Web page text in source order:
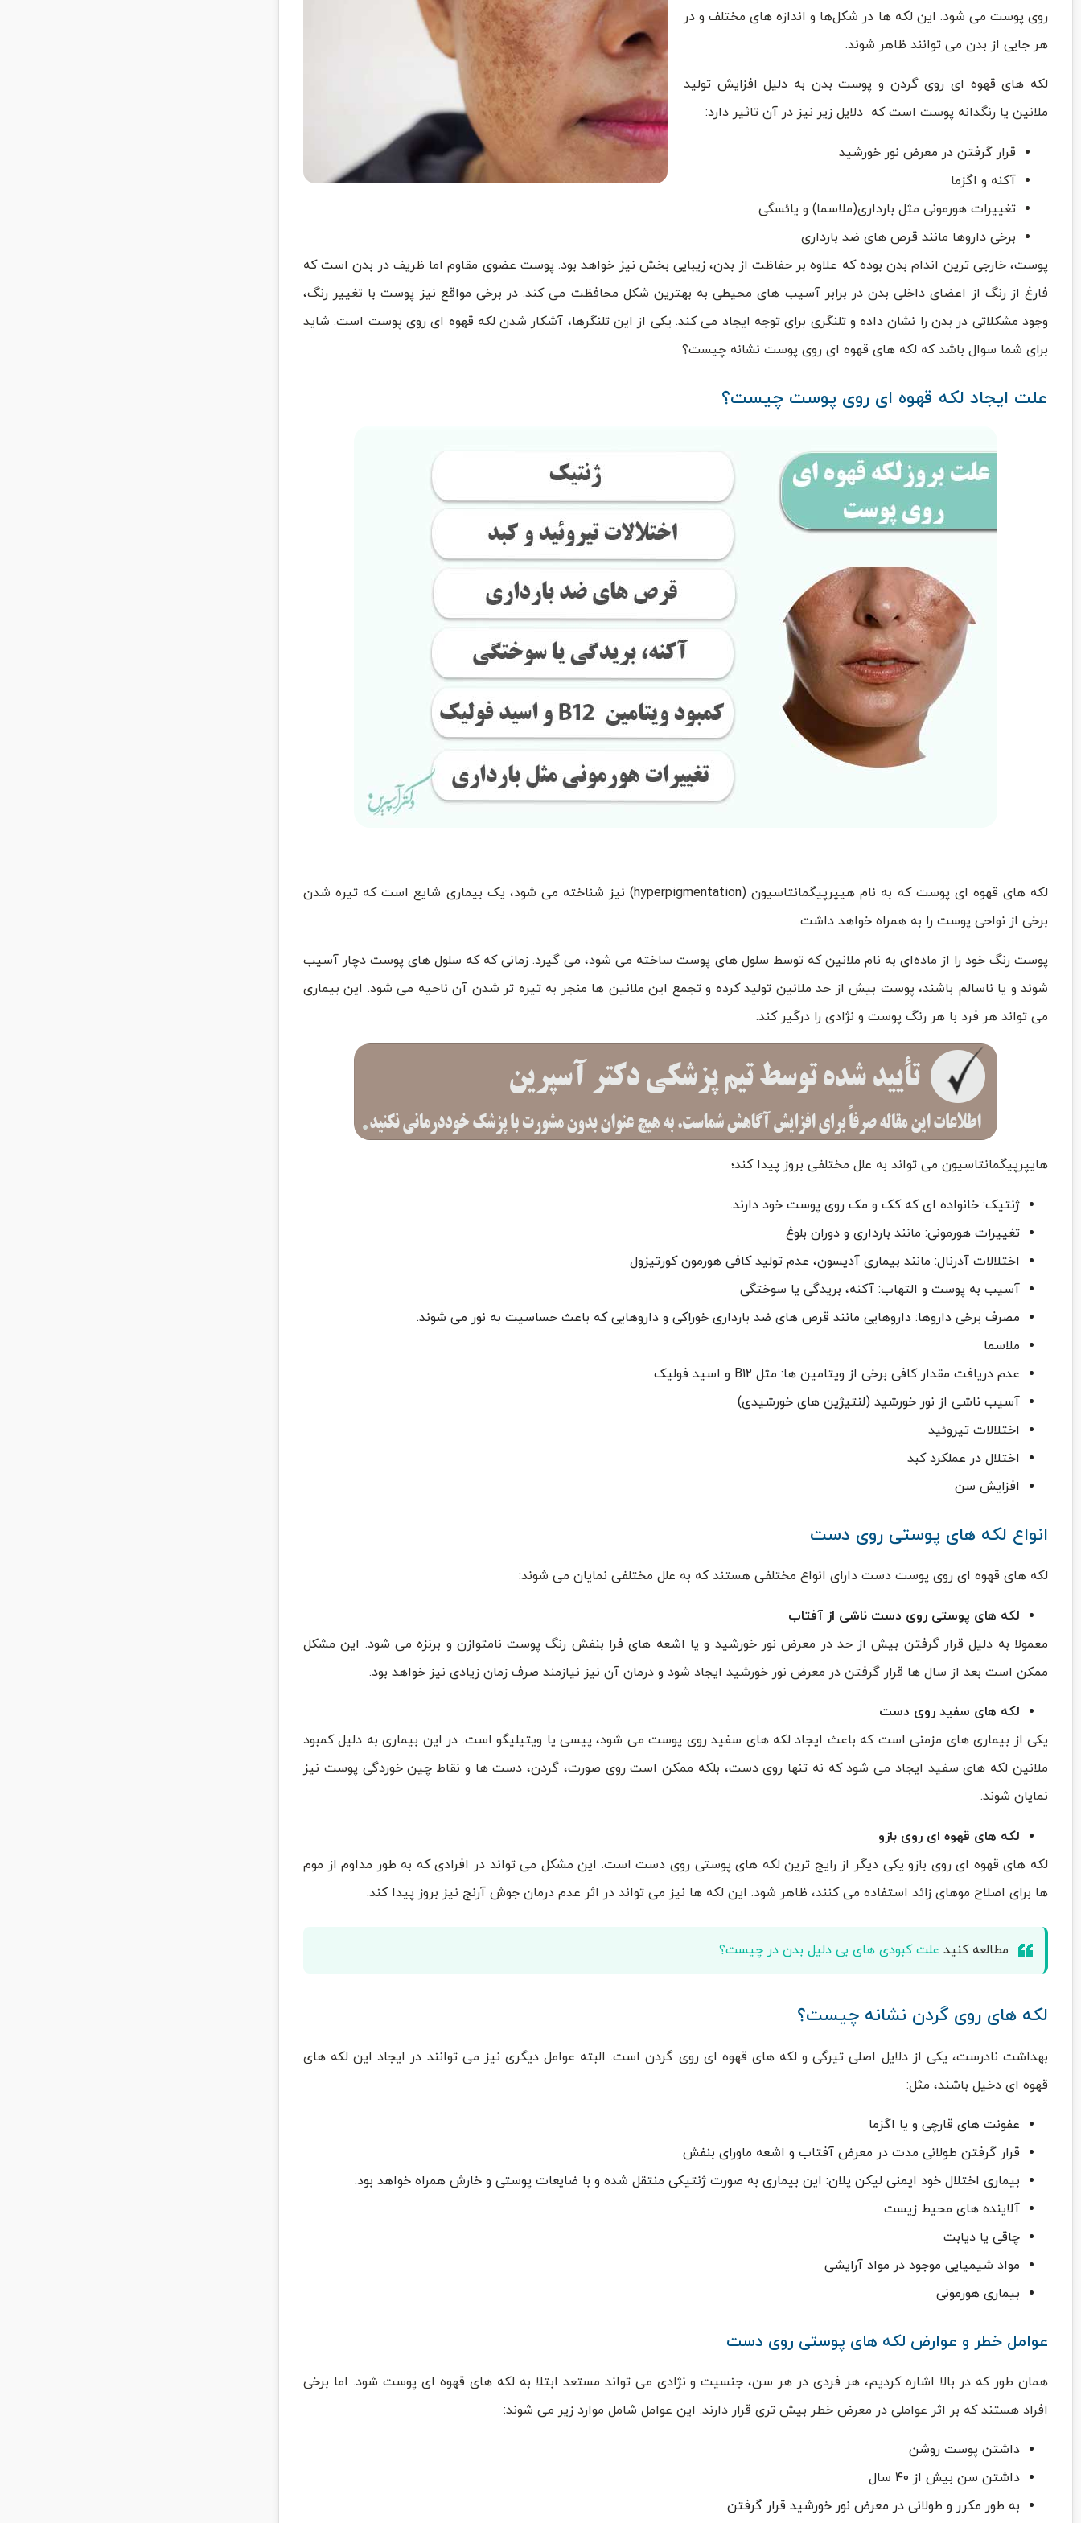
روی پوست می شود. این لکه ها در شکل‌ها و اندازه های مختلف و در
هر جایی از بدن می توانند ظاهر شوند.
لکه های قهوه ای روی گردن و پوست بدن به دلیل افزایش تولید
ملانین یا رنگدانه پوست است که دلایل زیر نیز در آن تاثیر دارد:
قرار گرفتن در معرض نور خورشید
آکنه و اگزما
تغییرات هورمونی مثل بارداری(ملاسما) و یائسگی
برخی داروها مانند قرص های ضد بارداری
پوست، خارجی ترین اندام بدن بوده که علاوه بر حفاظت از بدن، زیبایی بخش نیز خواهد بود. پوست عضوی مقاوم اما ظریف در بدن است که
فارغ از رنگ از اعضای داخلی بدن در برابر آسیب های محیطی به بهترین شکل محافظت می کند. در برخی مواقع نیز پوست با تغییر رنگ،
وجود مشکلاتی در بدن را نشان داده و تلنگری برای توجه ایجاد می کند. یکی از این تلنگرها، آشکار شدن لکه قهوه ای روی پوست است. شاید
برای شما سوال باشد که لکه های قهوه ای روی پوست نشانه چیست؟
علت ایجاد لکه قهوه ای روی پوست چیست؟
لکه های قهوه ای پوست که به نام هیپرپیگمانتاسیون (hyperpigmentation) نیز شناخته می شود، یک بیماری شایع است که تیره شدن
برخی از نواحی پوست را به همراه خواهد داشت.
پوست رنگ خود را از ماده‌ای به نام ملانین که توسط سلول های پوست ساخته می شود، می گیرد. زمانی که که سلول های پوست دچار آسیب
شوند و یا ناسالم باشند، پوست بیش از حد ملانین تولید کرده و تجمع این ملانین ها منجر به تیره تر شدن آن ناحیه می شود. این بیماری
می تواند هر فرد با هر رنگ پوست و نژادی را درگیر کند.
هایپرپیگمانتاسیون می تواند به علل مختلفی بروز پیدا کند؛
ژنتیک: خانواده ای که کک و مک روی پوست خود دارند.
تغییرات هورمونی: مانند بارداری و دوران بلوغ
اختلالات آدرنال: مانند بیماری آدیسون، عدم تولید کافی هورمون کورتیزول
آسیب به پوست و التهاب: آکنه، بریدگی یا سوختگی
مصرف برخی داروها: داروهایی مانند قرص های ضد بارداری خوراکی و داروهایی که باعث حساسیت به نور می شوند.
ملاسما
عدم دریافت مقدار کافی برخی از ویتامین ها: مثل B12 و اسید فولیک
آسیب ناشی از نور خورشید (لنتیژین های خورشیدی)
اختلالات تیروئید
اختلال در عملکرد کبد
افزایش سن
انواع لکه های پوستی روی دست
لکه های قهوه ای روی پوست دست دارای انواع مختلفی هستند که به علل مختلفی نمایان می شوند:
لکه های پوستی روی دست ناشی از آفتاب
معمولا به دلیل قرار گرفتن بیش از حد در معرض نور خورشید و یا اشعه های فرا بنفش رنگ پوست نامتوازن و برنزه می شود. این مشکل
ممکن است بعد از سال ها قرار گرفتن در معرض نور خورشید ایجاد شود و درمان آن نیز نیازمند صرف زمان زیادی نیز خواهد بود.
لکه های سفید روی دست
یکی از بیماری های مزمنی است که باعث ایجاد لکه های سفید روی پوست می شود، پیسی یا ویتیلیگو است. در این بیماری به دلیل کمبود
ملانین لکه های سفید ایجاد می شود که نه تنها روی دست، بلکه ممکن است روی صورت، گردن، دست ها و نقاط چین خوردگی پوست نیز
نمایان شوند.
لکه های قهوه ای روی بازو
لکه های قهوه ای روی بازو یکی دیگر از رایج ترین لکه های پوستی روی دست است. این مشکل می تواند در افرادی که به طور مداوم از موم
ها برای اصلاح موهای زائد استفاده می کنند، ظاهر شود. این لکه ها نیز می تواند در اثر عدم درمان جوش آرنج نیز بروز پیدا کند.
مطالعه کنید علت کبودی های بی دلیل بدن در چیست؟
لکه های روی گردن نشانه چیست؟
بهداشت نادرست، یکی از دلایل اصلی تیرگی و لکه های قهوه ای روی گردن است. البته عوامل دیگری نیز می توانند در ایجاد این لکه های
قهوه ای دخیل باشند، مثل:
عفونت های قارچی و یا اگزما
قرار گرفتن طولانی مدت در معرض آفتاب و اشعه ماورای بنفش
بیماری اختلال خود ایمنی لیکن پلان: این بیماری به صورت ژنتیکی منتقل شده و با ضایعات پوستی و خارش همراه خواهد بود.
آلاینده های محیط زیست
چاقی یا دیابت
مواد شیمیایی موجود در مواد آرایشی
بیماری هورمونی
عوامل خطر و عوارض لکه های پوستی روی دست
همان طور که در بالا اشاره کردیم، هر فردی در هر سن، جنسیت و نژادی می تواند مستعد ابتلا به لکه های قهوه ای پوست شود. اما برخی
افراد هستند که بر اثر عواملی در معرض خطر بیش تری قرار دارند. این عوامل شامل موارد زیر می شوند:
داشتن پوست روشن
داشتن سن بیش از ۴۰ سال
به طور مکرر و طولانی در معرض نور خورشید قرار گرفتن